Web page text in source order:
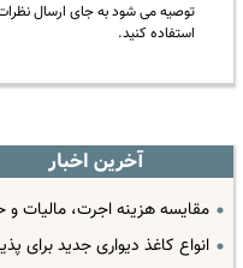
توصیه می شود به جای ارسال
استفاده کنید.
آخرین اخبار
مقایسه هزینه اجرت، مالیات و
انواع کاغذ دیواری جدید برای